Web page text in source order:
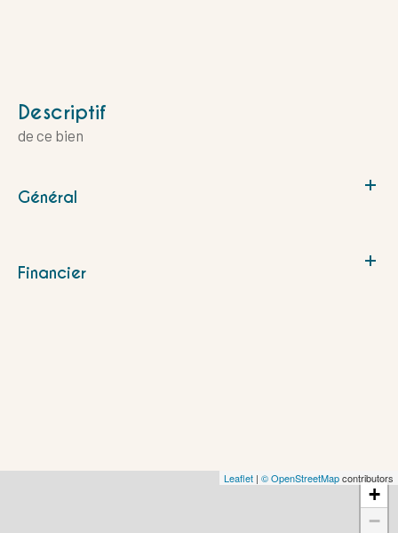
descriptif
de ce bien
Général
Financier
+
−
Leaflet | © OpenStreetMapcontributors